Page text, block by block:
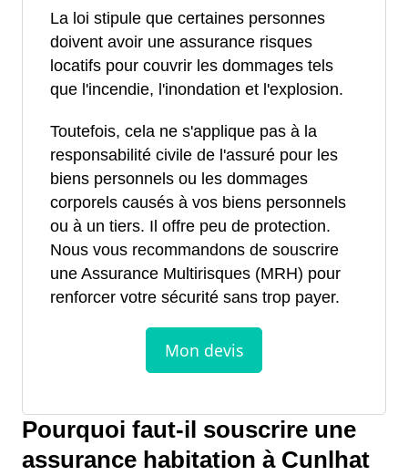
La loi stipule que certaines personnes
doivent avoir une assurance risques
locatifs pour couvrir les dommages tels
que l'incendie, l'inondation et l'explosion.
Toutefois, cela ne s'applique pas à la
responsabilité civile de l'assuré pour les
biens personnels ou les dommages
corporels causés à vos biens personnels
ou à un tiers. Il offre peu de protection.
Nous vous recommandons de souscrire
une Assurance Multirisques (MRH) pour
renforcer votre sécurité sans trop payer.
Pourquoi faut-il souscrire une
assurance habitation à Cunlhat